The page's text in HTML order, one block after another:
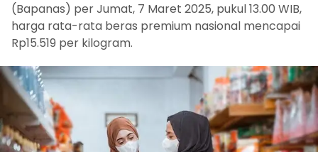
(Bapanas) per Jumat, 7 Maret 2025, pukul 13.00 WIB,
harga rata-rata beras premium nasional mencapai
Rp15.519 per kilogram.